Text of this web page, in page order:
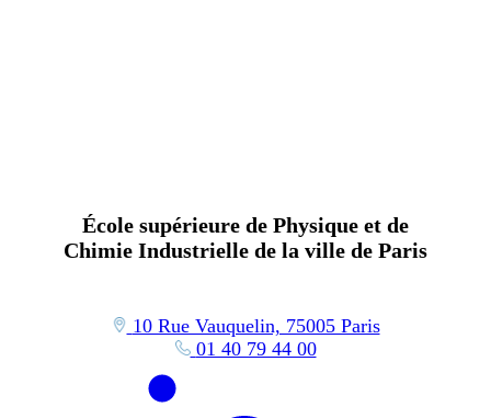
École supérieure de Physique et de
Chimie Industrielle de la ville de Paris
10 Rue Vauquelin, 75005 Paris
01 40 79 44 00